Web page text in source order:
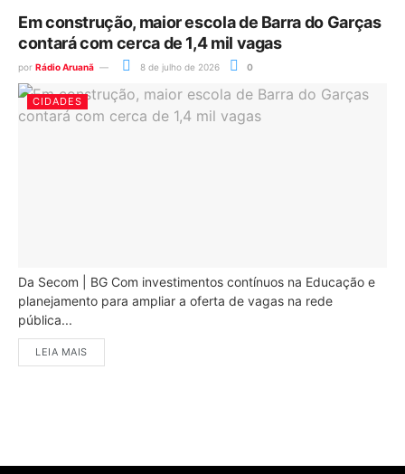
Em construção, maior escola de Barra do Garças
contará com cerca de 1,4 mil vagas
por Rádio Aruanã 8 de julho de 2026 0
CIDADES
Da Secom | BG Com investimentos contínuos na Educação e
planejamento para ampliar a oferta de vagas na rede
pública...
LEIA MAIS